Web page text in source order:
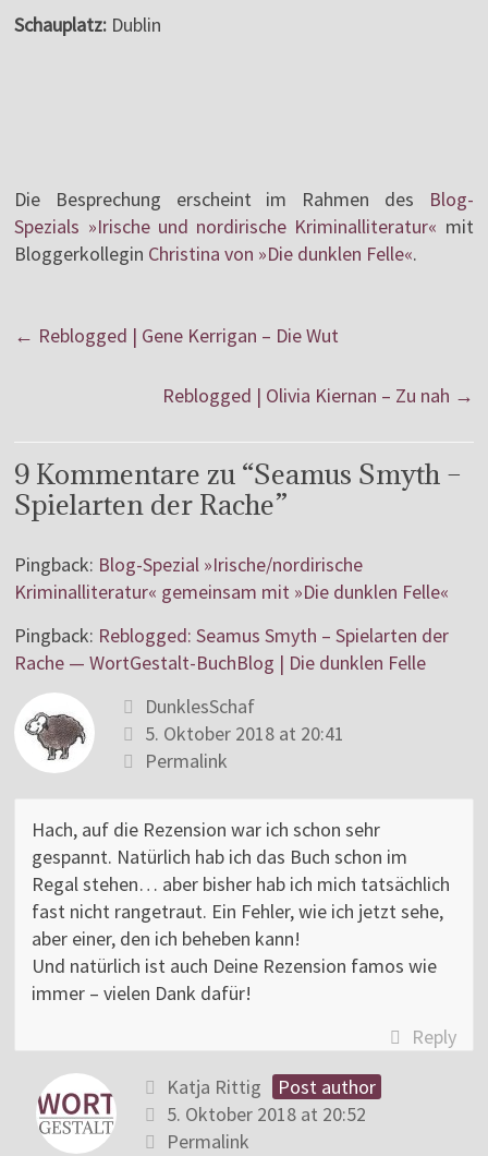
Schauplatz: Dublin
Die Besprechung erscheint im Rahmen des
Blog-
Spezials »Irische und nordirische Kriminalliteratur« mit
Bloggerkollegin Christina von »Die dunklen Felle«.
← Reblogged | Gene Kerrigan – Die Wut
Reblogged | Olivia Kiernan – Zu nah →
9 Kommentare zu “Seamus Smyth –
Spielarten der Rache”
Pingback: Blog-Spezial »Irische/nordirische
Kriminalliteratur« gemeinsam mit »Die dunklen Felle«
Pingback: Reblogged: Seamus Smyth – Spielarten der
Rache — WortGestalt-BuchBlog | Die dunklen Felle
DunklesSchaf
5. Oktober 2018 at 20:41
Permalink
Hach, auf die Rezension war ich schon sehr
gespannt. Natürlich hab ich das Buch schon im
Regal stehen… aber bisher hab ich mich tatsächlich
fast nicht rangetraut. Ein Fehler, wie ich jetzt sehe,
aber einer, den ich beheben kann!
Und natürlich ist auch Deine Rezension famos wie
immer – vielen Dank dafür!
Reply
Katja Rittig
Post author
5. Oktober 2018 at 20:52
Permalink